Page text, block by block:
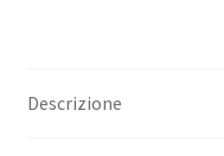
Descrizione